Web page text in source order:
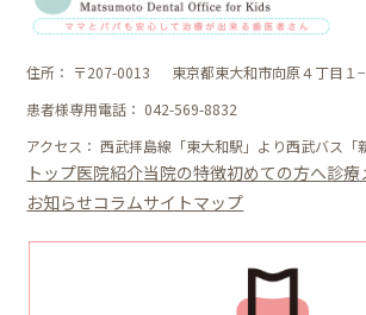
住所： 〒207-0013
東京都東大和市向原４丁目１−
患者様専用電話： 042-569-8832
アクセス：西武拝島線「東大和駅」より西武バス「
トップ医院紹介当院の特徴初めての方へ診療
お知らせコラムサイトマップ